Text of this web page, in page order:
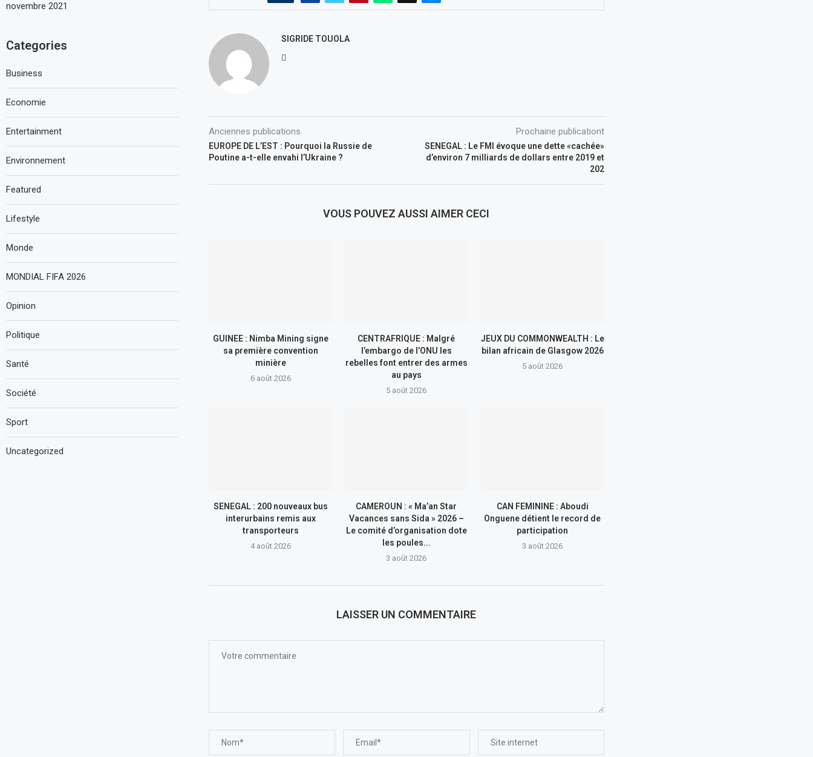
SIGRIDE TOUOLA
Anciennes publications
EUROPE DE L’EST : Pourquoi la Russie de
Poutine a-t-elle envahi l’Ukraine ?
Prochaine publicationt
SENEGAL : Le FMI évoque une dette «cachée»
d’environ 7 milliards de dollars entre 2019 et
202
VOUS POUVEZ AUSSI AIMER CECI
GUINEE : Nimba Mining signe
sa première convention
minière
6 août 2026
CENTRAFRIQUE : Malgré
l’embargo de l’ONU les
rebelles font entrer des armes
au pays
5 août 2026
JEUX DU COMMONWEALTH : Le
bilan africain de Glasgow 2026
5 août 2026
SENEGAL : 200 nouveaux bus
interurbains remis aux
transporteurs
4 août 2026
CAMEROUN : « Ma’an Star
Vacances sans Sida » 2026 –
Le comité d’organisation dote
les poules...
3 août 2026
CAN FEMININE : Aboudi
Onguene détient le record de
participation
3 août 2026
LAISSER UN COMMENTAIRE
novembre 2021
Categories
Business
Economie
Entertainment
Environnement
Featured
Lifestyle
Monde
MONDIAL FIFA 2026
Opinion
Politique
Santé
Société
Sport
Uncategorized